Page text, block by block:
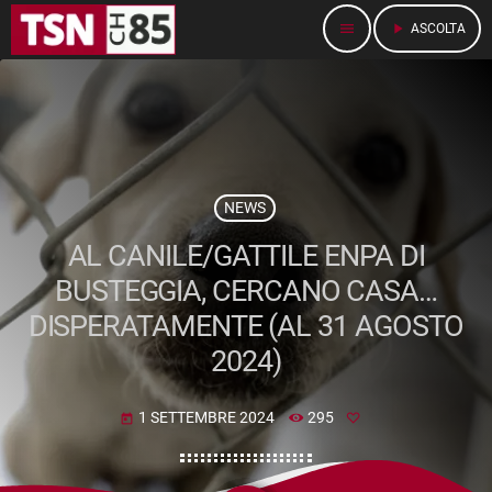
menu play_arrow ASCOLTA
NEWS
AL CANILE/GATTILE ENPA DI
BUSTEGGIA, CERCANO CASA…
DISPERATAMENTE (AL 31 AGOSTO
2024)
today 1 SETTEMBRE 2024 295